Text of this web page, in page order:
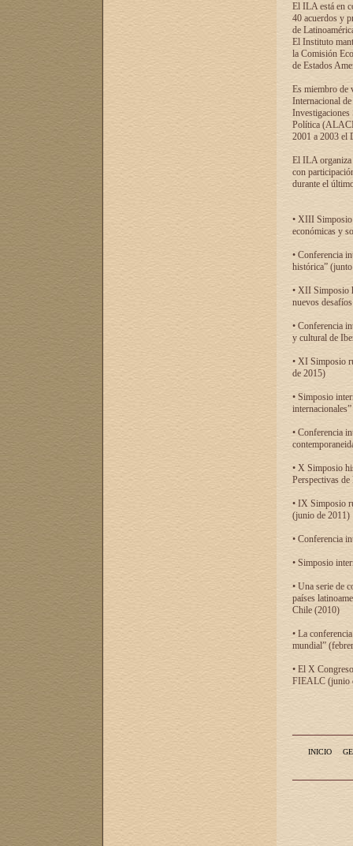
El ILA está en
40 acuerdos y
de
El Instituto
la Comisión
de Estados
Es miembro de
Internacional
Investigaciones
Política
2001 a 2003 el
El ILA organiza
con
durante el
• XIII Simposio
económicas y
• Conferencia
histórica”
• XII Simposio
nuevos
• Conferencia
y cultural de
• XI Simposio
de 2015)
• Simposio
• Conferencia
• X Simposio
Perspectivas
• IX Simposio
(junio de 2011)
• Conferencia
• Simposio
• Una serie de
países
Chile (2010)
• La
mundial”
• El X
FIEALC (junio
INICIO